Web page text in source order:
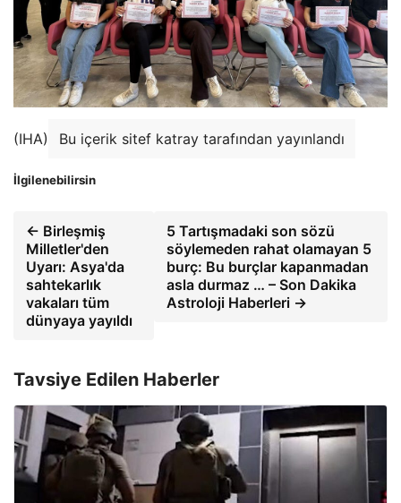
(IHA) Bu içerik sitef katray tarafından yayınlandı
İlgilenebilirsin
← Birleşmiş
Milletler'den
Uyarı: Asya'da
sahtekarlık
vakaları tüm
dünyaya yayıldı
5 Tartışmadaki son sözü
söylemeden rahat olamayan 5
burç: Bu burçlar kapanmadan
asla durmaz … – Son Dakika
Astroloji Haberleri →
Tavsiye Edilen Haberler